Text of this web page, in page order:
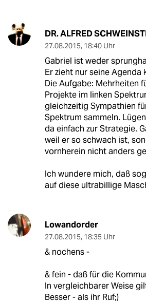
DR. ALFRED
27.08.2015, 18:40 Uhr
Gabriel ist weder
Er zieht nur seine Agenda
Die Aufgabe: Mehrheiten
Projekte im linken
gleichzeitig Sympathien
Spektrum sammeln.
da einfach zur Strategie.
weil er so schwach ist,
vornherein nicht anders
Ich wundere mich, daß
auf diese ultrabillige
Lowandorder
27.08.2015, 18:35 Uhr
& nochens -
& fein - daß für die
In vergleichbarer Weise
Besser - als ihr Ruf;)